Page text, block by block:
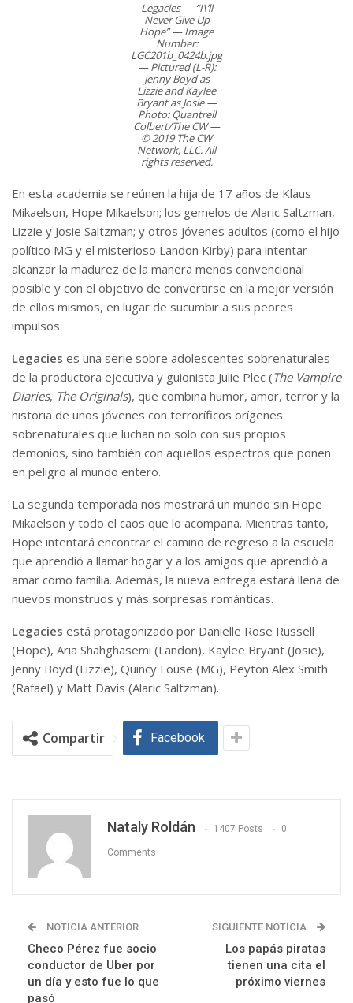
Legacies — “I\’ll
Never Give Up
Hope” — Image
Number:
LGC201b_0424b.jpg
— Pictured (L-R):
Jenny Boyd as
Lizzie and Kaylee
Bryant as Josie —
Photo: Quantrell
Colbert/The CW —
© 2019 The CW
Network, LLC. All
rights reserved.
En esta academia se reúnen la hija de 17 años de Klaus
Mikaelson, Hope Mikaelson; los gemelos de Alaric Saltzman,
Lizzie y Josie Saltzman; y otros jóvenes adultos (como el hijo
político MG y el misterioso Landon Kirby) para intentar
alcanzar la madurez de la manera menos convencional
posible y con el objetivo de convertirse en la mejor versión
de ellos mismos, en lugar de sucumbir a sus peores
impulsos.
Legacies es una serie sobre adolescentes sobrenaturales
de la productora ejecutiva y guionista Julie Plec (The Vampire
Diaries, The Originals), que combina humor, amor, terror y la
historia de unos jóvenes con terroríficos orígenes
sobrenaturales que luchan no solo con sus propios
demonios, sino también con aquellos espectros que ponen
en peligro al mundo entero.
La segunda temporada nos mostrará un mundo sin Hope
Mikaelson y todo el caos que lo acompaña. Mientras tanto,
Hope intentará encontrar el camino de regreso a la escuela
que aprendió a llamar hogar y a los amigos que aprendió a
amar como familia. Además, la nueva entrega estará llena de
nuevos monstruos y más sorpresas románticas.
Legacies está protagonizado por Danielle Rose Russell
(Hope), Aria Shahghasemi (Landon), Kaylee Bryant (Josie),
Jenny Boyd (Lizzie), Quincy Fouse (MG), Peyton Alex Smith
(Rafael) y Matt Davis (Alaric Saltzman).
Compartir Facebook
Nataly Roldán 1407 Posts 0
Comments
NOTICIA ANTERIOR
Checo Pérez fue socio
conductor de Uber por
un día y esto fue lo que
pasó
SIGUIENTE NOTICIA
Los papás piratas
tienen una cita el
próximo viernes